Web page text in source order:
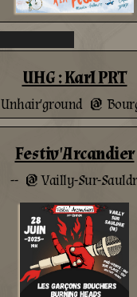
UHG : Karl PRT
Unhair'ground @
Festiv'Arcandier
-- @ Vailly-Sur-